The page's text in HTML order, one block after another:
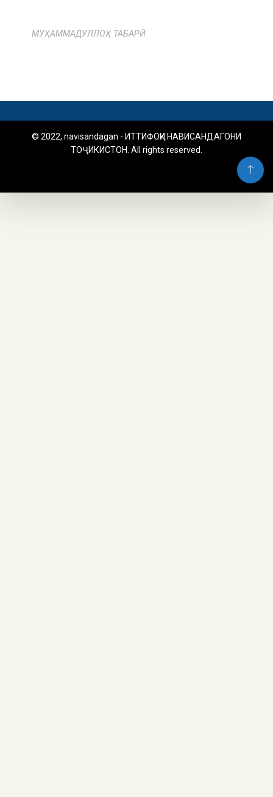
МУҲАММАДУЛЛОҲ ТАБАРӢ
© 2022, navisandagan - ИТТИФОҚИ НАВИСАНДАГОНИ
ТОҶИКИСТОН. All rights reserved.